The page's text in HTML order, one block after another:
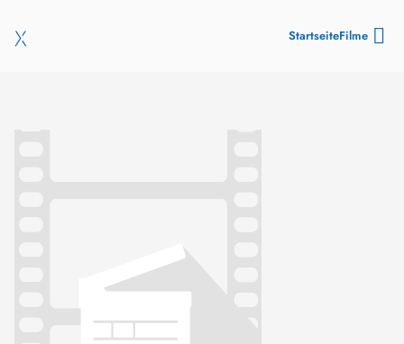
StartseiteFilme